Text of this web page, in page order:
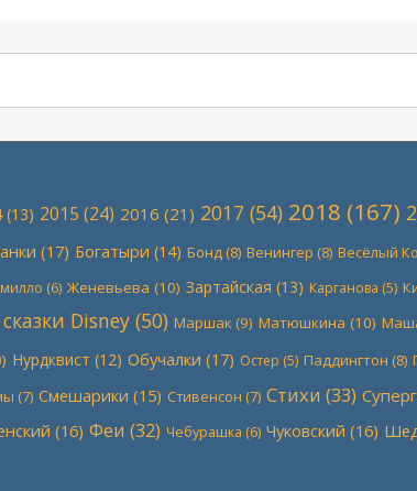
(13) 2015 (24) 2016 (21) 2017 (54) 2018 (167)
(17) Богатыри (14) Бонд (8) Венингер (8) Весёлый
(6) Женевьева (10) Зартайская (13) Карганова (5)
Disney(50) Маршак (9) Матюшкина (10)
Нурдквист (12) Обучалки (17) Остер (5) Паддингтон (8)
(7) Смешарики (15) Стивенсон (7) Стихи (33)
(16) Феи (32) Чебурашка (6) Чуковский (16)